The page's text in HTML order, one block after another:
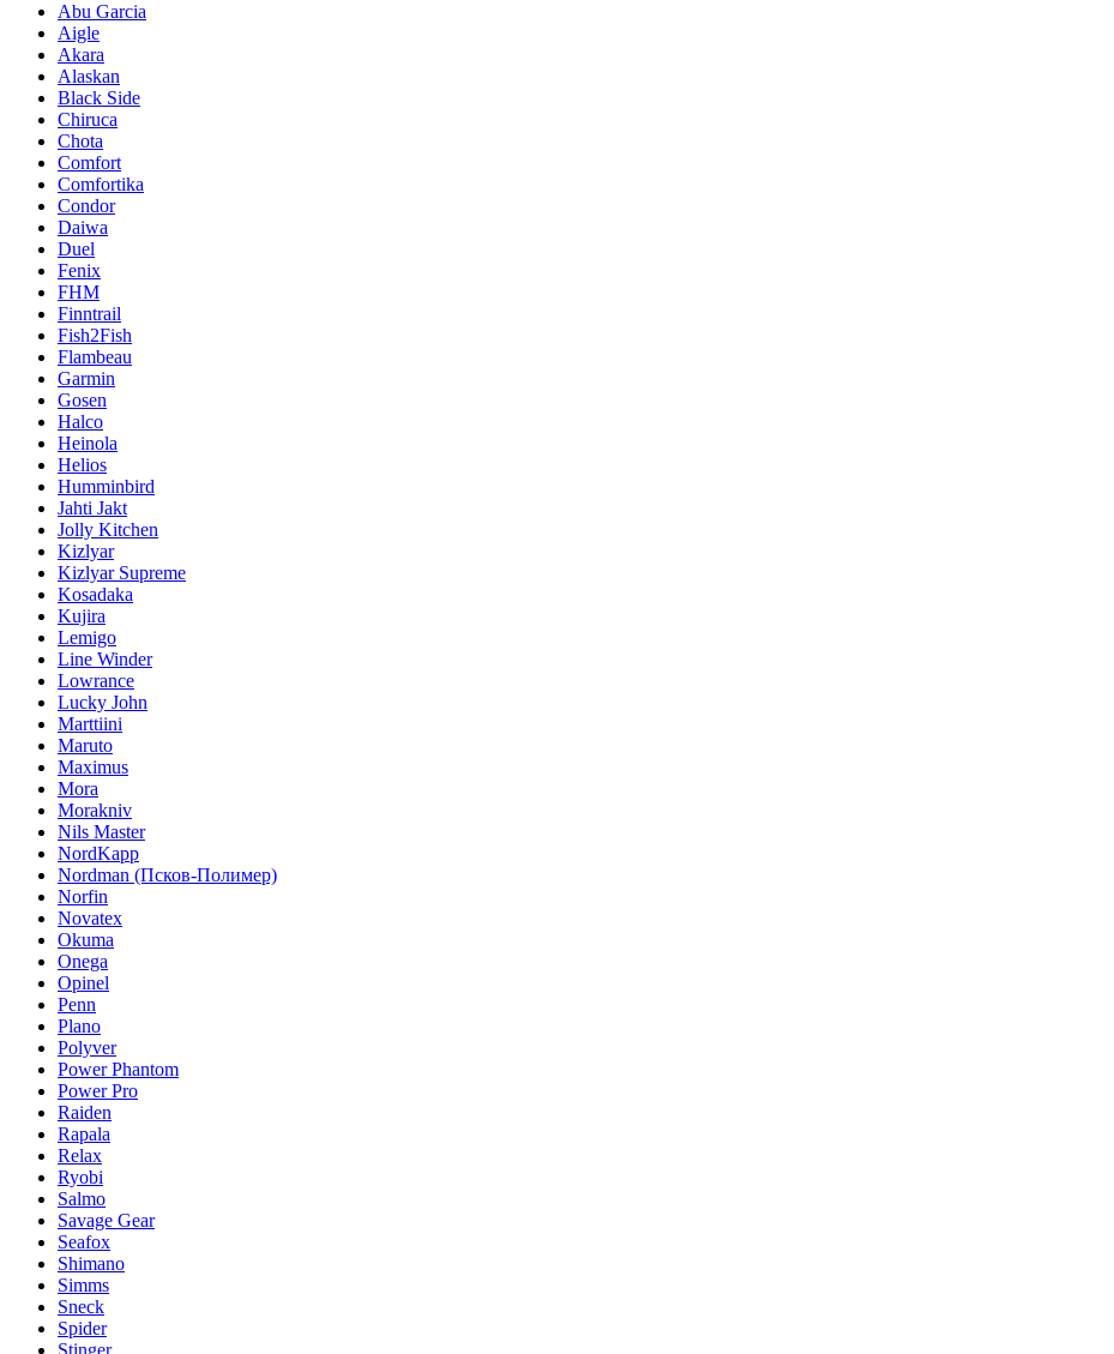
Abu Garcia
Aigle
Akara
Alaskan
Black Side
Chiruca
Chota
Comfort
Comfortika
Condor
Daiwa
Duel
Fenix
FHM
Finntrail
Fish2Fish
Flambeau
Garmin
Gosen
Halco
Heinola
Helios
Humminbird
Jahti Jakt
Jolly Kitchen
Kizlyar
Kizlyar Supreme
Kosadaka
Kujira
Lemigo
Line Winder
Lowrance
Lucky John
Marttiini
Maruto
Maximus
Mora
Morakniv
Nils Master
NordKapp
Nordman (Псков-Полимер)
Norfin
Novatex
Okuma
Onega
Opinel
Penn
Plano
Polyver
Power Phantom
Power Pro
Raiden
Rapala
Relax
Ryobi
Salmo
Savage Gear
Seafox
Shimano
Simms
Sneck
Spider
Stinger